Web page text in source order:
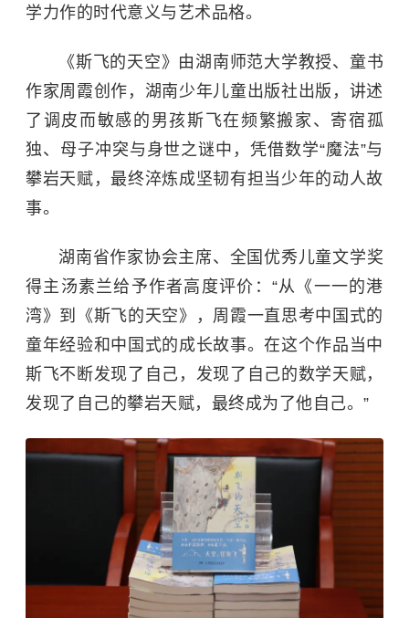
学力作的时代意义与艺术品格。
《斯飞的天空》由 湖南师范大学教授、童书
作家周霞创作，湖南少年儿童出版社出版，讲述
了调皮而敏感的男孩斯飞在频繁搬家、寄宿孤
独、母子冲突与身世之谜中，凭借数学“魔法”与
攀岩天赋，最终淬炼成坚韧有担当少年的动人故
事。
湖南省作家协会主席、全国优秀儿童文学奖
得主汤素兰给予作者高度评价：“从《一一的港
湾》到《斯飞的天空》，周霞一直思考中国式的
童年经验和中国式的成长故事。在这个作品当中
斯飞不断发现了自己，发现了自己的数学天赋，
发现了自己的攀岩天赋，最终成为了他自己。”